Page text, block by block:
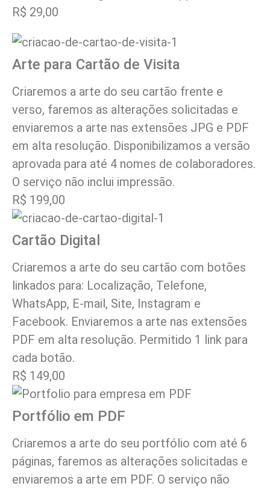
R$ 29,00
Arte para Cartão de Visita
Criaremos a arte do seu cartão frente e
verso, faremos as alterações solicitadas e
enviaremos a arte nas extensões JPG e PDF
em alta resolução. Disponibilizamos a versão
aprovada para até 4 nomes de colaboradores.
O serviço não inclui impressão.
R$ 199,00
Cartão Digital
Criaremos a arte do seu cartão com botões
linkados para: Localização, Telefone,
WhatsApp, E-mail, Site, Instagram e
Facebook. Enviaremos a arte nas extensões
PDF em alta resolução. Permitido 1 link para
cada botão.
R$ 149,00
Portfólio em PDF
Criaremos a arte do seu portfólio com até 6
páginas, faremos as alterações solicitadas e
enviaremos a arte em PDF. O serviço não